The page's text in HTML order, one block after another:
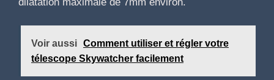
Voir aussi Comment utiliser et régler votre
télescope Skywatcher facilement